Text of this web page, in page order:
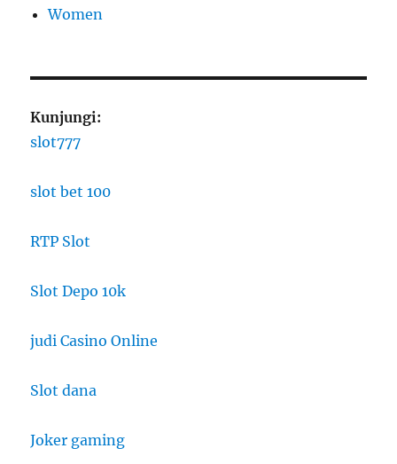
Women
Kunjungi:
slot777
slot bet 100
RTP Slot
Slot Depo 10k
judi Casino Online
Slot dana
Joker gaming